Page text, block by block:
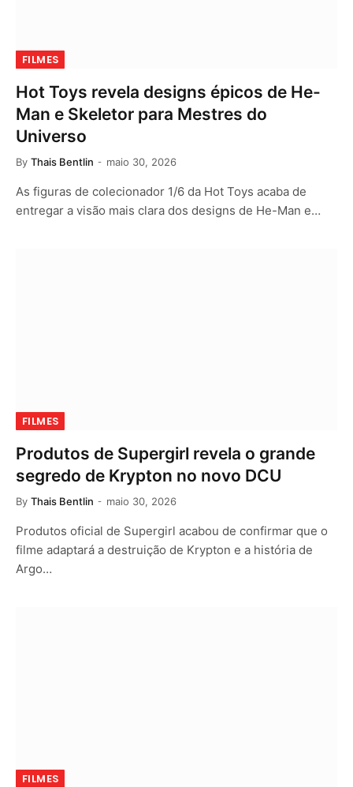
FILMES
Hot Toys revela designs épicos de He-
Man e Skeletor para Mestres do
Universo
By Thais Bentlin maio 30, 2026
As figuras de colecionador 1/6 da Hot Toys acaba de
entregar a visão mais clara dos designs de He-Man e…
FILMES
Produtos de Supergirl revela o grande
segredo de Krypton no novo DCU
By Thais Bentlin maio 30, 2026
Produtos oficial de Supergirl acabou de confirmar que o
filme adaptará a destruição de Krypton e a história de
Argo…
FILMES